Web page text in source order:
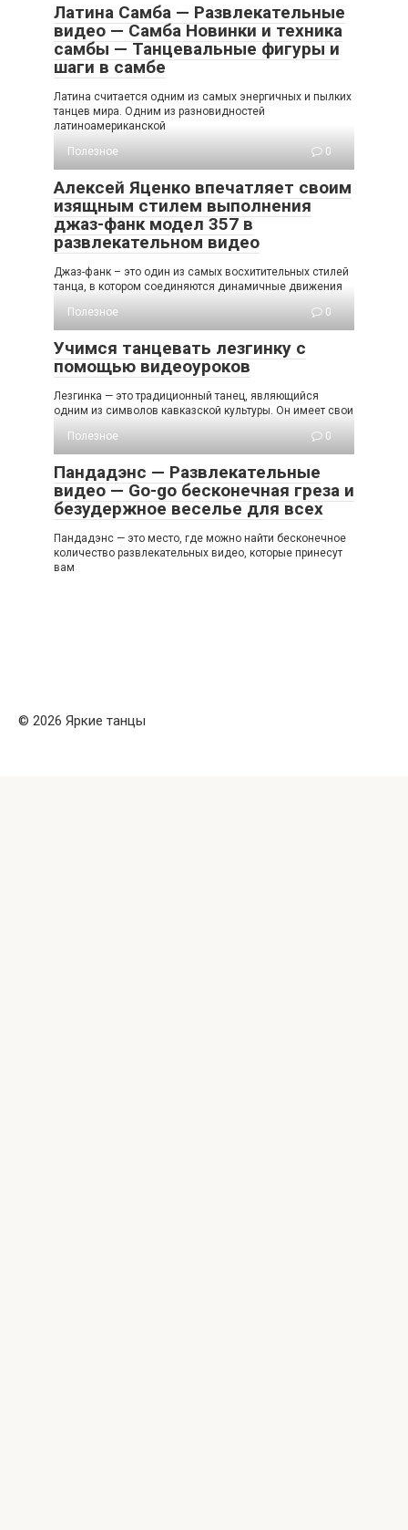
Латина Самба — Развлекательные
видео — Самба Новинки и техника
самбы — Танцевальные фигуры и
шаги в самбе
Латина считается одним из самых энергичных и пылких
танцев мира. Одним из разновидностей
латиноамериканской
Полезное
0
Алексей Яценко впечатляет своим
изящным стилем выполнения
джаз-фанк модел 357 в
развлекательном видео
Джаз-фанк – это один из самых восхитительных стилей
танца, в котором соединяются динамичные движения
Полезное
0
Учимся танцевать лезгинку с
помощью видеоуроков
Лезгинка — это традиционный танец, являющийся
одним из символов кавказской культуры. Он имеет свои
Полезное
0
Пандадэнс — Развлекательные
видео — Go-go бесконечная греза и
безудержное веселье для всех
Пандадэнс — это место, где можно найти бесконечное
количество развлекательных видео, которые принесут
вам
© 2026 Яркие танцы